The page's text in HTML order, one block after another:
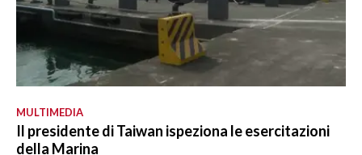
MULTIMEDIA
Il presidente di Taiwan ispeziona le esercitazioni
della Marina